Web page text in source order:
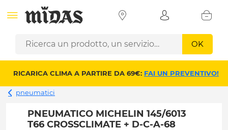
OK
RICARICA CLIMA A PARTIRE DA 69€: FAI UN PREVENTIVO!
pneumatici
PNEUMATICO MICHELIN 145/6013
T66 CROSSCLIMATE + D-C-A-68